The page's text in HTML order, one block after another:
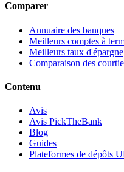
Comparer
Annuaire des banques
Meilleurs comptes à
Meilleurs taux d'épargne
Comparaison des
Contenu
Avis
Avis PickTheBank
Blog
Guides
Plateformes de dépôts